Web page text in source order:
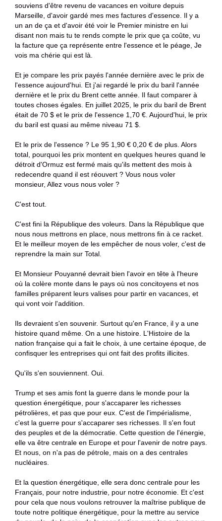
souviens d'être revenu de vacances en voiture depuis
Marseille, d'avoir gardé mes mes factures d'essence. Il y a
un an de ça et d'avoir été voir le Premier ministre en lui
disant non mais tu te rends compte le prix que ça coûte, vu
la facture que ça représente entre l'essence et le péage, Je
vois ma chérie qui est là.
Et je compare les prix payés l'année dernière avec le prix de
l'essence aujourd'hui. Et j'ai regardé le prix du baril l'année
dernière et le prix du Brent cette année. Il faut comparer à
toutes choses égales. En juillet 2025, le prix du baril de Brent
était de 70 $ et le prix de l'essence 1,70 €. Aujourd'hui, le prix
du baril est quasi au même niveau 71 $.
Et le prix de l'essence ? Le 95 1,90 € 0,20 € de plus. Alors
total, pourquoi les prix montent en quelques heures quand le
détroit d'Ormuz est fermé mais qu'ils mettent des mois à
redecendre quand il est réouvert ? Vous nous voler
monsieur, Allez vous nous voler ?
C'est tout.
C'est fini la République des voleurs. Dans la République que
nous nous mettrons en place, nous mettrons fin à ce racket.
Et le meilleur moyen de les empêcher de nous voler, c'est de
reprendre la main sur Total.
Et Monsieur Pouyanné devrait bien l'avoir en tête à l'heure
où la colère monte dans le pays où nos concitoyens et nos
familles préparent leurs valises pour partir en vacances, et
qui vont voir l'addition.
Ils devraient s'en souvenir. Surtout qu'en France, il y a une
histoire quand même. On a une histoire. L'Histoire de la
nation française qui a fait le choix, à une certaine époque, de
confisquer les entreprises qui ont fait des profits illicites.
Qu'ils s'en souviennent. Oui.
Trump et ses amis font la guerre dans le monde pour la
question énergétique, pour s'accaparer les richesses
pétrolières, et pas que pour eux. C'est de l'impérialisme,
c'est la guerre pour s'accaparer ses richesses. Il s'en fout
des peuples et de la démocratie. Cette question de l'énergie,
elle va être centrale en Europe et pour l'avenir de notre pays.
Et nous, on n'a pas de pétrole, mais on a des centrales
nucléaires.
Et la question énergétique, elle sera donc centrale pour les
Français, pour notre industrie, pour notre économie. Et c'est
pour cela que nous voulons retrouver la maîtrise publique de
toute notre politique énergétique, pour la mettre au service